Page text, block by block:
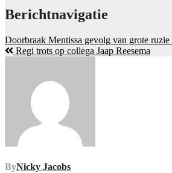
Berichtnavigatie
Doorbraak Mentissa gevolg van grote ruzie
Regi trots op collega Jaap Reesema
ByNicky Jacobs